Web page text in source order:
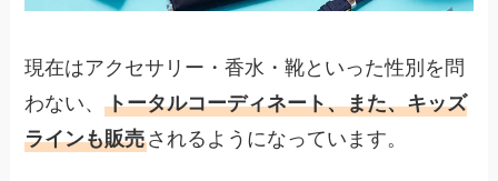
現在はアクセサリー・香水・靴といった性別を問
わない、トータルコーディネート、また、キッズ
ラインも販売されるようになっています。